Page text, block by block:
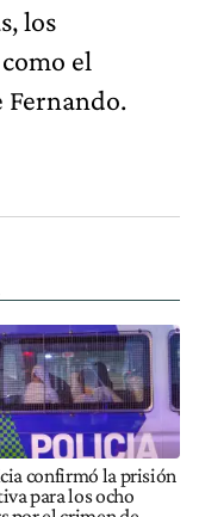
los
el
Fernando.
confirmó la prisión
para los ocho